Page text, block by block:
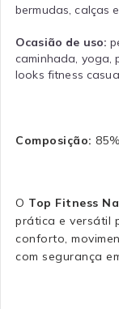
bermudas, calças
Ocasião de uso:
caminhada, yoga,
looks fitness
Composição:
O Top Fitness
prática e versátil
conforto,
com segurança